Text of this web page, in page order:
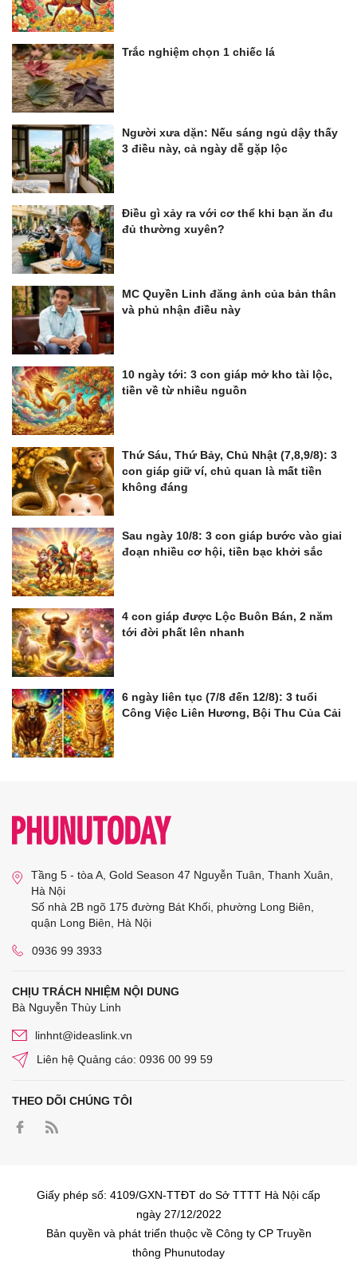
Trắc nghiệm chọn 1 chiếc lá
Người xưa dặn: Nếu sáng ngủ dậy thấy
3 điều này, cả ngày dễ gặp lộc
Điều gì xảy ra với cơ thể khi bạn ăn đu
đủ thường xuyên?
MC Quyền Linh đăng ảnh của bản thân
và phủ nhận điều này
10 ngày tới: 3 con giáp mở kho tài lộc,
tiền về từ nhiều nguồn
Thứ Sáu, Thứ Bảy, Chủ Nhật (7,8,9/8): 3
con giáp giữ ví, chủ quan là mất tiền
không đáng
Sau ngày 10/8: 3 con giáp bước vào giai
đoạn nhiều cơ hội, tiền bạc khởi sắc
4 con giáp được Lộc Buôn Bán, 2 năm
tới đời phất lên nhanh
6 ngày liên tục (7/8 đến 12/8): 3 tuổi
Công Việc Liên Hương, Bội Thu Của Cải
Tầng 5 - tòa A, Gold Season 47 Nguyễn Tuân, Thanh Xuân,
Hà Nội
Số nhà 2B ngõ 175 đường Bát Khối, phường Long Biên,
quận Long Biên, Hà Nội
0936 99 3933
CHỊU TRÁCH NHIỆM NỘI DUNG
Bà Nguyễn Thùy Linh
linhnt@ideaslink.vn
Liên hệ Quảng cáo: 0936 00 99 59
THEO DÕI CHÚNG TÔI
Giấy phép số: 4109/GXN-TTĐT do Sở TTTT Hà Nội cấp
ngày 27/12/2022
Bản quyền và phát triển thuộc về Công ty CP Truyền
thông Phunutoday